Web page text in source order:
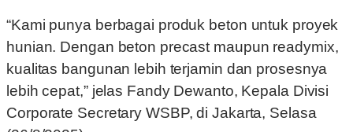
“Kami punya berbagai produk beton untuk proyek
hunian. Dengan beton precast maupun readymix,
kualitas bangunan lebih terjamin dan prosesnya
lebih cepat,” jelas Fandy Dewanto, Kepala Divisi
Corporate Secretary WSBP, di Jakarta, Selasa